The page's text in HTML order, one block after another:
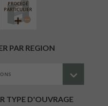
PROCÉDÉ
PARTICULIER
PAR REGION
TYPE D'OUVRAGE